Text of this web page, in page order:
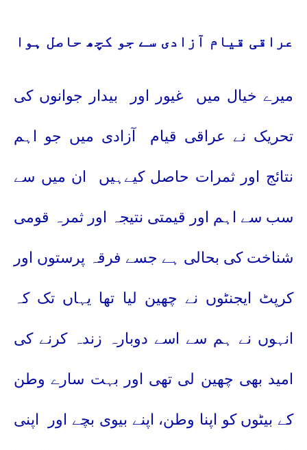
عراقی قیام آزادی سے جو کچھ حاصل ہوا
میرے خیال میں غیور اور بیدار جوانوں کی
تحریک نے عراقی قیام آزادی میں جو اہم
نتائج اور ثمرات حاصل کیےہیں ان میں سے
سب سے اہم اور قیمتی نتیجہ اور ثمرہ قومی
شناخت کی بحالی ہے جسے فرقہ پرستوں اور
کرپٹ ایجنٹوں نے چھین لیا تھا یہاں تک کہ
انہوں نے ہم سے اسے دوبارہ زندہ کرنے کی
امید بھی چھین لی تھی اور بہت سارے وطن
کے بیٹوں کو اپنا وطن، اپنے بیوی بچے اور اپنی